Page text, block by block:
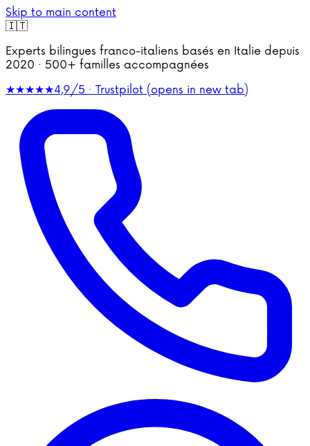
Skip to main content
🇮🇹
Experts bilingues franco-italiens basés en Italie depuis
2020 · 500+ familles accompagnées
★★★★★4,9/5 · Trustpilot (opens in new tab)